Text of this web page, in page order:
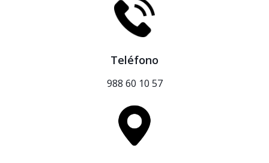
Teléfono
988 60 10 57